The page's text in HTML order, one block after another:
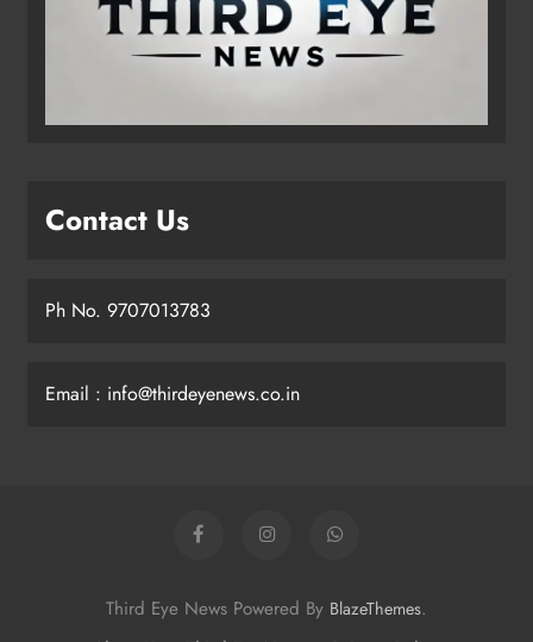
Contact Us
Ph No. 9707013783
Email : info@thirdeyenews.co.in
Third Eye News Powered By BlazeThemes.